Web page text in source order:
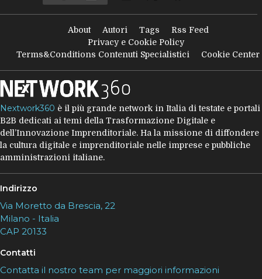
About Autori Tags
Rss Feed
Privacy e Cookie Policy
Terms&Conditions Contenuti Specialistici
Cookie Center
Nextwork360 è il più grande network in Italia di testate e portali
B2B dedicati ai temi della Trasformazione Digitale e
dell’Innovazione Imprenditoriale. Ha la missione di diffondere
la cultura digitale e imprenditoriale nelle imprese e pubbliche
amministrazioni italiane.
Indirizzo
Via Moretto da Brescia, 22
Milano - Italia
CAP 20133
Contatti
Contatta il nostro team per maggiori informazioni